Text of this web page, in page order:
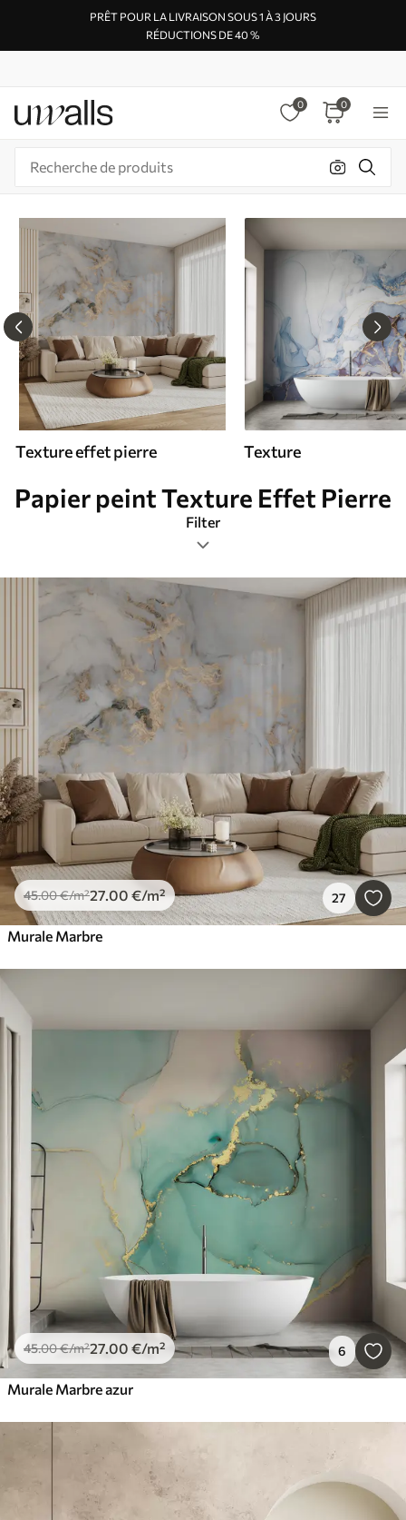
PRÊT POUR LA LIVRAISON SOUS 1 À 3 JOURS
RÉDUCTIONS DE 40 %
0 0
Texture effet pierre Texture
Papier peint Texture Effet Pierre
Filter
Étiquettes de design
Format de l’image
Palette de couleurs
Intelligent
Réinitialiser tous les filtres
45.00€/m²27.00 €/m² 27
Murale Marbre
45.00€/m²27.00 €/m² 6
Murale Marbre azur